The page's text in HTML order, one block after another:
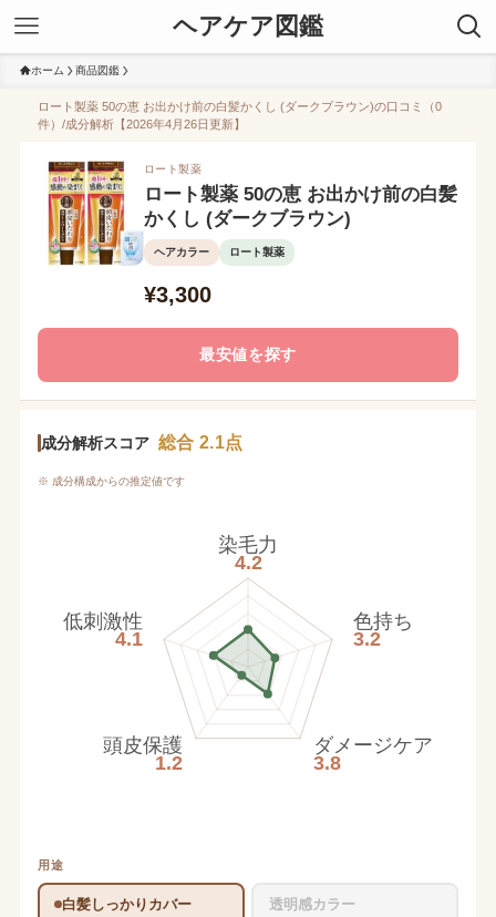
ヘアケア図鑑
ホーム 商品図鑑
ロート製薬 50の恵 お出かけ前の白髪かくし (ダークブラウン)の口コミ（0
件）/成分解析【2026年4月26日更新】
ロート製薬
ロート製薬 50の恵 お出かけ前の白髪
かくし (ダークブラウン)
ヘアカラー ロート製薬
¥3,300
最安値を探す
成分解析スコア 総合 2.1点
※ 成分構成からの推定値です
染毛力
4.2
色持ち
3.2
ダメージケア
3.8
頭皮保護
1.2
低刺激性
4.1
用途
白髪しっかりカバー 透明感カラー